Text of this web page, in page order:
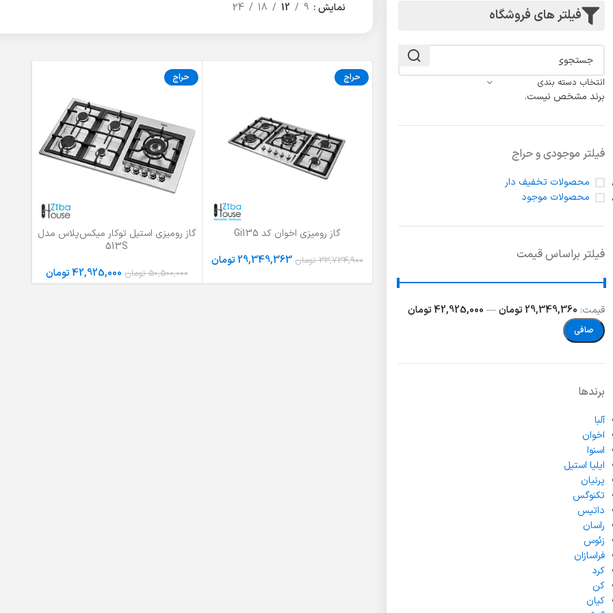
فیلتر های فروشگاه
انتخاب دسته بندی
برند مشخص نیست.
فیلتر موجودی و حراج
محصولات تخفیف دار
محصولات موجود
فیلتر براساس قیمت
صافی
قيمت: 29,349,360 تومان — 42,925,000 تومان
برندها
آلبا
اخوان
اسنوا
ایلیا استیل
پرنیان
تکنوگس
داتیس
راسان
زئوس
فراسازان
کرد
کن
کیان
نمایش 9
12
18
24
حراج
افزودن به سبد خرید
گاز رومیزی اخوان کد Gi135
33,734,900 تومان 29,349,363تومان
حراج
افزودن به سبد خرید
گاز رومیزی استیل توکار میکس‌پلاس مدل
513S
50,500,000 تومان 42,925,000تومان